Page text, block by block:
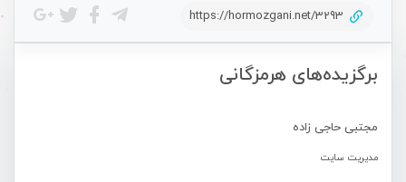
برگزیده‌های هرمزگانی
مجتبی حاجی زاده
مدیریت سایت
https://hormozgani.net/3293